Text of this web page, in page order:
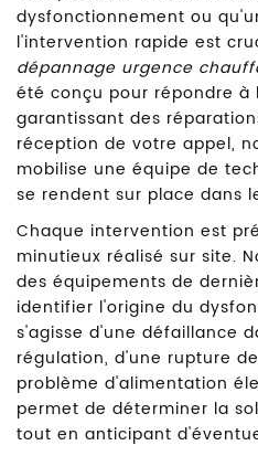
dysfonctionnement ou
l'intervention rapide est
dépannage urgence
été conçu pour répondre à
garantissant des
réception de votre appel,
mobilise une équipe de
se rendent sur place dans
Chaque intervention est
minutieux réalisé sur site.
des équipements de
identifier l'origine du
s'agisse d'une défaillance
régulation, d'une rupture
problème d'alimentation
permet de déterminer la
tout en anticipant